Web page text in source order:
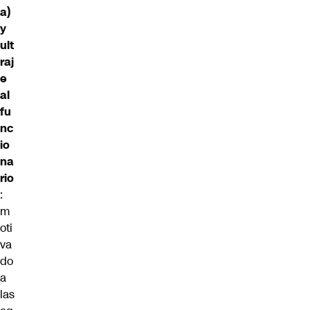
a)
y
ult
raj
e
al
fu
nc
io
na
rio
:
m
oti
va
do
a
las